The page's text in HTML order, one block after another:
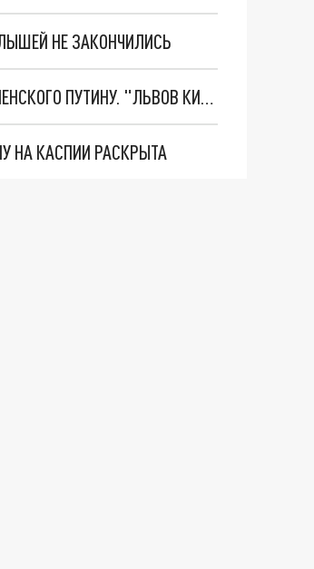
НЕ ЗАКОНЧИЛИСЬ
НОВОЕ МАСШТАБНЕЙШЕЕ НАСТУПЛЕНИЕ. ТРИ УЛЬТИМАТУМА ЗЕЛЕНСКОГО ПУТИНУ. "ЛЬВОВ КИМА" ПОСТАВЯТ НА ПВО? ГЛОБАЛЬНЫЙ ПРОРЫВ ПОД ЗАПОРОЖЬЕМ
НА КАСПИИ РАСКРЫТА